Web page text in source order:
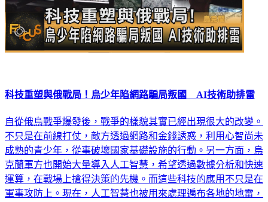
科技重塑與俄戰局！烏少年陷網路騙局叛國 AI技術助排雷
自從俄烏戰爭爆發後，戰爭的樣貌其實已經出現很大的改變。
不只是在前線打仗，敵方透過網路和金錢誘惑，利用心智尚未
成熟的青少年，從事破壞國家基礎設施的行動。另一方面，烏
克蘭軍方也開始大量導入人工智慧，希望透過數據分析和快速
運算，在戰場上搶得決策的先機。而這些科技的應用不只是在
軍事攻防上。現在，人工智慧也被用來處理遍布各地的地雷，